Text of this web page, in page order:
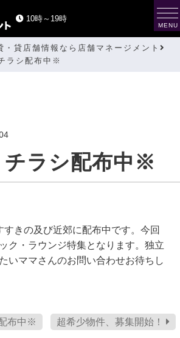
10時～19時
・貸店舗情報なら店舗マネージメント
ラシ配布中※
ラシ配布中※
すきの及び近郊に配布中です。今回
ク・ラウンジ特集となります。独立
いママさんのお問い合わせお待ちし
布中※ 超希少物件、募集開始！
t
o
g
g
MENU